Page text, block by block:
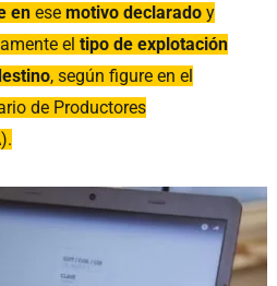
en ese motivo declarado y
el tipo de explotación
, según figure en el
de Productores